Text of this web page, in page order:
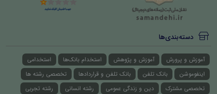
دسته‌بندی‌ها
آموزش و پرورش آموزش و پژوهش استخدام بانک‌ها
استخدامی
اینفوموشن
بانک تلفن بانک تلفن و قراردادها
تخصصی رشته ها
تخصصی مشترک
دین و زندگی عمومی رشته انسانی
رشته تجربی